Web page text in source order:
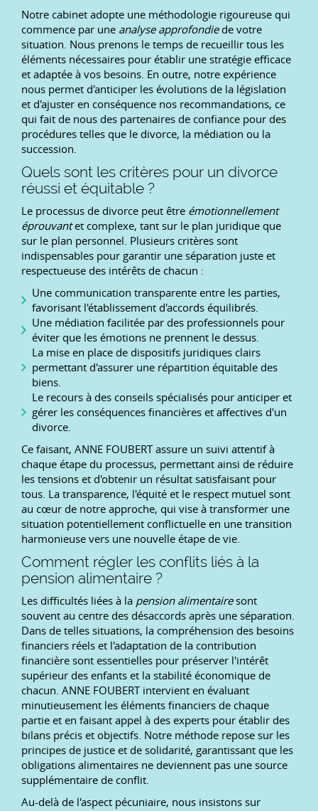
Notre cabinet adopte une méthodologie rigoureuse qui
commence par une analyse approfondiede votre
situation. Nous prenons le temps de recueillir tous les
éléments nécessaires pour établir une stratégie efficace
et adaptée à vos besoins. En outre, notre expérience
nous permet d'anticiper les évolutions de la législation
et d'ajuster en conséquence nos recommandations, ce
qui fait de nous des partenaires de confiance pour des
procédures telles que le divorce, la médiation ou la
succession.
Quels sont les critères pour un divorce
réussi et équitable ?
Le processus de divorce peut être émotionnellement
éprouvantet complexe, tant sur le plan juridique que
sur le plan personnel. Plusieurs critères sont
indispensables pour garantir une séparation juste et
respectueuse des intérêts de chacun :
Une communication transparente entre les parties,
favorisant l'établissement d'accords équilibrés.
Une médiation facilitée par des professionnels pour
éviter que les émotions ne prennent le dessus.
La mise en place de dispositifs juridiques clairs
permettant d'assurer une répartition équitable des
biens.
Le recours à des conseils spécialisés pour anticiper et
gérer les conséquences financières et affectives d'un
divorce.
Ce faisant, ANNE FOUBERT assure un suivi attentif à
chaque étape du processus, permettant ainsi de réduire
les tensions et d'obtenir un résultat satisfaisant pour
tous. La transparence, l'équité et le respect mutuel sont
au cœur de notre approche, qui vise à transformer une
situation potentiellement conflictuelle en une transition
harmonieuse vers une nouvelle étape de vie.
Comment régler les conflits liés à la
pension alimentaire ?
Les difficultés liées à la pension alimentairesont
souvent au centre des désaccords après une séparation.
Dans de telles situations, la compréhension des besoins
financiers réels et l'adaptation de la contribution
financière sont essentielles pour préserver l'intérêt
supérieur des enfants et la stabilité économique de
chacun. ANNE FOUBERT intervient en évaluant
minutieusement les éléments financiers de chaque
partie et en faisant appel à des experts pour établir des
bilans précis et objectifs. Notre méthode repose sur les
principes de justice et de solidarité, garantissant que les
obligations alimentaires ne deviennent pas une source
supplémentaire de conflit.
Au-delà de l'aspect pécuniaire, nous insistons sur